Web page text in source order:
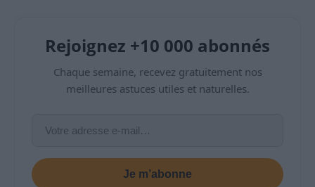
Rejoignez +10 000 abonnés
Chaque semaine, recevez gratuitement nos
meilleures astuces utiles et naturelles.
Je m’abonne